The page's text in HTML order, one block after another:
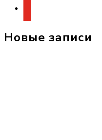
Новые записи